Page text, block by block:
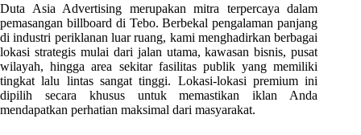
Duta Asia Advertising merupakan mitra terpercaya dalam
pemasangan billboard di Tebo. Berbekal pengalaman panjang
di industri periklanan luar ruang, kami menghadirkan berbagai
lokasi strategis mulai dari jalan utama, kawasan bisnis, pusat
wilayah, hingga area sekitar fasilitas publik yang memiliki
tingkat lalu lintas sangat tinggi. Lokasi-lokasi premium ini
dipilih secara khusus untuk memastikan iklan Anda
mendapatkan perhatian maksimal dari masyarakat.